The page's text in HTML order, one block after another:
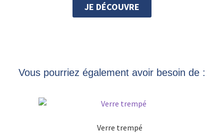
JE DÉCOUVRE
Vous pourriez également avoir besoin de :
Verre trempé